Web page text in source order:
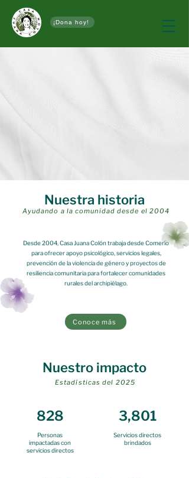
¡Dona hoy!
Nuestra historia
Ayudando a la comunidad desde el 2004
Desde 2004, Casa Juana Colón trabaja desde Comerío
para ofrecer apoyo psicológico, servicios legales,
prevención de la violencia de género y proyectos de
resiliencia comunitaria para fortalecer comunidades
rurales del archipiélago.
Conoce más
Nuestro impacto
Estadísticas del 2025
828
Personas
impactadas con
servicios directos
3,801
Servicios directos
brindados